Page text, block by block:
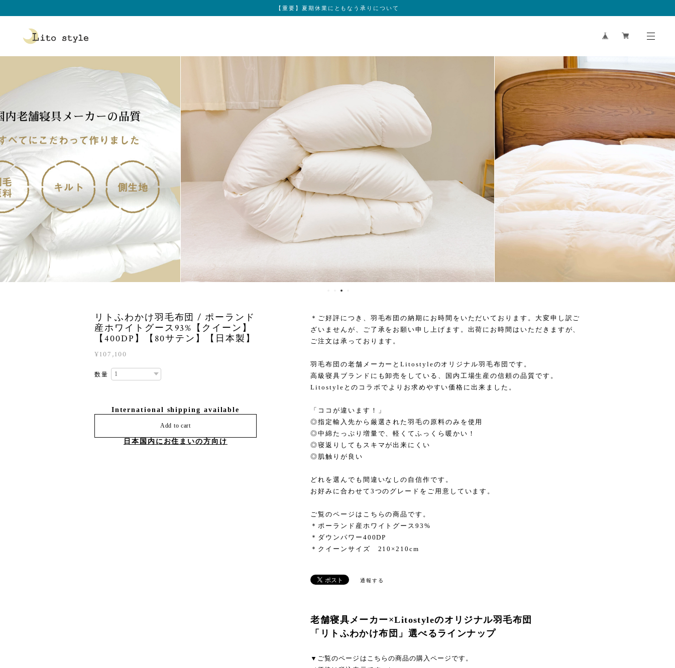
【重要】夏期休業にともなう承りについて
リトふわかけ羽毛布団 / ポーランド
産ホワイトグース93%【クイーン】
【400DP】【80サテン】【日本製】
¥107,100
数量
International shipping available
Add to cart
日本国内にお住まいの方向け
＊ご好評につき、羽毛布団の納期にお時間をいただいております。大変申し訳ご
ざいませんが、ご了承をお願い申し上げます。出荷にお時間はいただきますが、
ご注文は承っております。
羽毛布団の老舗メーカーとLitostyleのオリジナル羽毛布団です。
高級寝具ブランドにも卸売をしている、国内工場生産の信頼の品質です。
Litostyleとのコラボでよりお求めやすい価格に出来ました。
「ココが違います！」
◎指定輸入先から厳選された羽毛の原料のみを使用
◎中綿たっぷり増量で、軽くてふっくら暖かい！
◎寝返りしてもスキマが出来にくい
◎肌触りが良い
どれを選んでも間違いなしの自信作です。
お好みに合わせて3つのグレードをご用意しています。
ご覧のページはこちらの商品です。
＊ポーランド産ホワイトグース93%
＊ダウンパワー400DP
＊クイーンサイズ 210×210cm
通報する
老舗寝具メーカー×Litostyleのオリジナル羽毛布団
「リトふわかけ布団」選べるラインナップ
▼ご覧のページはこちらの商品の購入ページです。